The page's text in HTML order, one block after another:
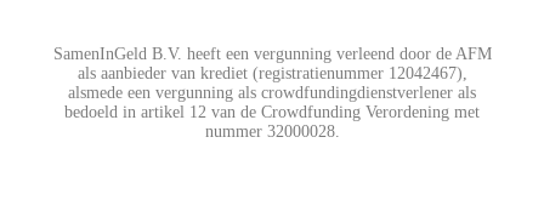
SamenInGeld B.V. heeft een vergunning verleend door de AFM
als aanbieder van krediet (registratienummer 12042467),
alsmede een vergunning als crowdfundingdienstverlener als
bedoeld in artikel 12 van de Crowdfunding Verordening met
nummer 32000028.